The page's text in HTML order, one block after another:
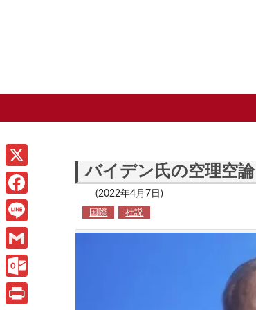
バイデン氏の空理空論
(2022年4月7日)
国際 社説
X
F
a
c
e
b
L
i
n
e
G
m
a
O